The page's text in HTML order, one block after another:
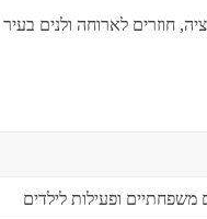
חוזרים לארוחה ולנים
ופעילות לילדים